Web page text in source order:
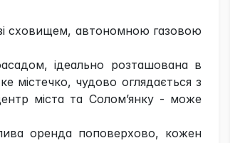
сховищем, автономною газовою
ідеально розташована в
містечко, чудово оглядається з
міста та Солом’янку - може
оренда поповерхово, кожен